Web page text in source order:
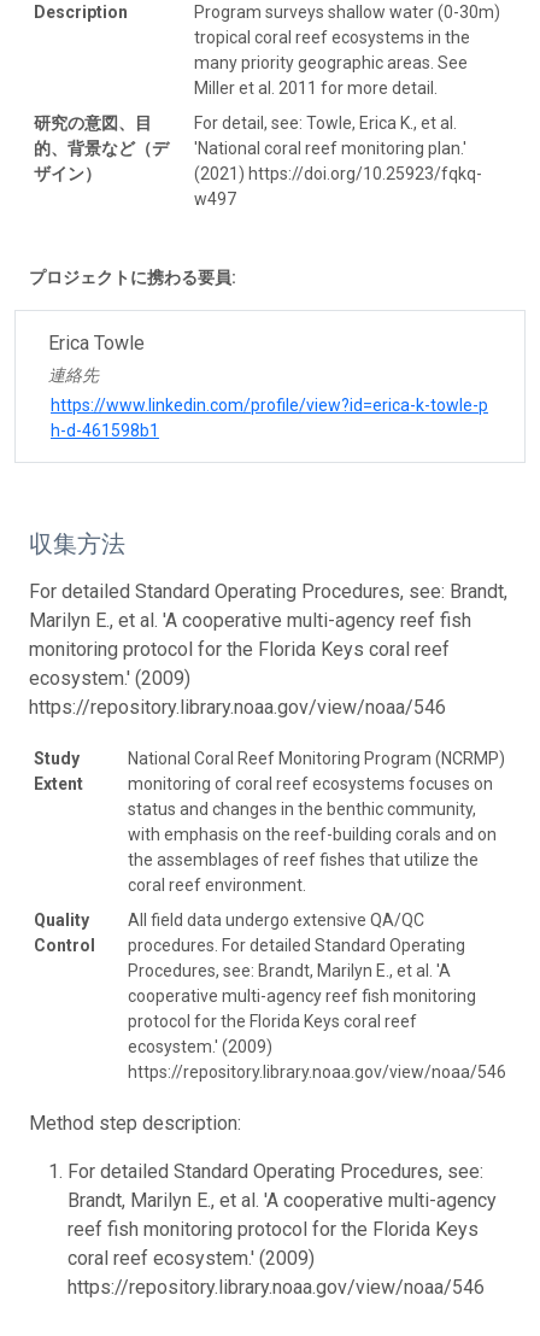
Description
Program surveys shallow water (0-30m)
tropical coral reef ecosystems in the
many priority geographic areas. See
Miller et al. 2011 for more detail.
研究の意図、目
的、背景など（デ
ザイン）
For detail, see: Towle, Erica K., et al.
'National coral reef monitoring plan.'
(2021) https://doi.org/10.25923/fqkq-
w497
プロジェクトに携わる要員:
Erica Towle
連絡先
https://www.linkedin.com/profile/view?id=erica-k-towle-p
h-d-461598b1
収集方法
For detailed Standard Operating Procedures, see: Brandt,
Marilyn E., et al. 'A cooperative multi-agency reef fish
monitoring protocol for the Florida Keys coral reef
ecosystem.' (2009)
https://repository.library.noaa.gov/view/noaa/546
Study
Extent
National Coral Reef Monitoring Program (NCRMP)
monitoring of coral reef ecosystems focuses on
status and changes in the benthic community,
with emphasis on the reef-building corals and on
the assemblages of reef fishes that utilize the
coral reef environment.
Quality
Control
All field data undergo extensive QA/QC
procedures. For detailed Standard Operating
Procedures, see: Brandt, Marilyn E., et al. 'A
cooperative multi-agency reef fish monitoring
protocol for the Florida Keys coral reef
ecosystem.' (2009)
https://repository.library.noaa.gov/view/noaa/546
Method step description:
For detailed Standard Operating Procedures, see:
Brandt, Marilyn E., et al. 'A cooperative multi-agency
reef fish monitoring protocol for the Florida Keys
coral reef ecosystem.' (2009)
https://repository.library.noaa.gov/view/noaa/546